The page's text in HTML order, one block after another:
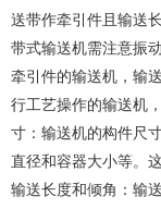
送带作牵引件且输送
带式输送机需注意振
牵引件的输送机，输
行工艺操作的输送机
寸：输送机的构件尺
直径和容器大小等。
输送长度和倾角：输